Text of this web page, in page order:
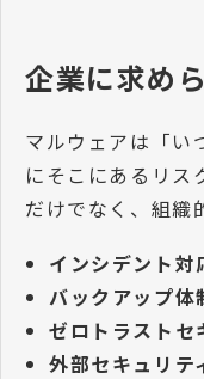
企業に求め
マルウェアは「い
にそこにあるリス
だけでなく、組織
インシデント
バックアップ体
ゼロトラストセ
外部セキュリテ